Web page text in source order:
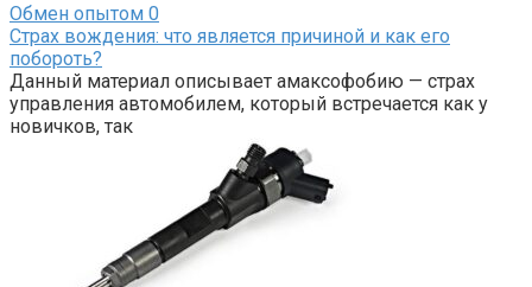
Обмен опытом 0
Страх вождения: что является причиной и как его
побороть?
Данный материал описывает амаксофобию — страх
управления автомобилем, который встречается как у
новичков, так